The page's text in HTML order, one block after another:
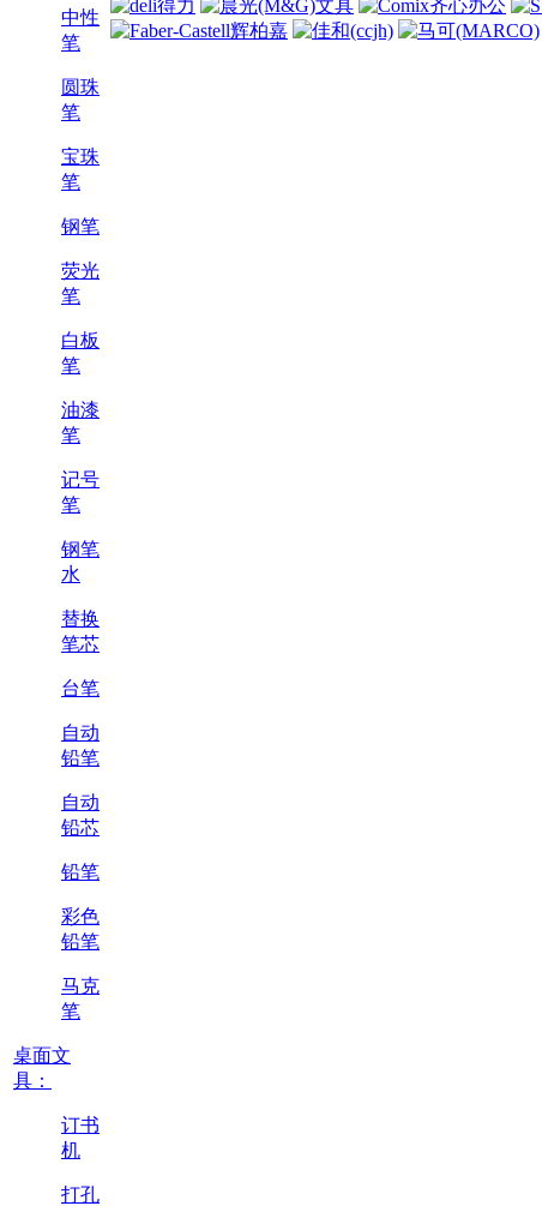
中性
笔
圆珠
笔
宝珠
笔
钢笔
荧光
笔
白板
笔
油漆
笔
记号
笔
钢笔
水
替换
笔芯
台笔
自动
铅笔
自动
铅芯
铅笔
彩色
铅笔
马克
笔
桌面文
具：
订书
机
打孔